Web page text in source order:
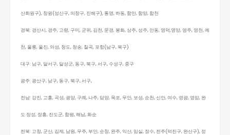
산회원구), 창원(성산구, 의창구, 진해구), 통영, 하동, 함안, 함양, 합천
경북: 경산시, 경주, 고령, 구미, 군위, 김천, 문경, 봉화, 상주, 성주, 안동, 영덕,영양, 영주, 영천, 예
천, 울릉, 울진, 의성, 청도, 청송, 칠곡, 포항(남구, 북구)
대구: 남구, 달서구, 달성군, 동구, 북구, 서구, 수성구, 중구
광주: 광산구, 남구, 동구, 북구, 서구,
전남: 강진, 고흥, 곡성, 광양, 구례, 나주, 담양, 목포, 무안, 보성, 순천, 신안, 여수, 영광, 영암, 완
도 장성, 장흥, 진도군, 함평, 해남, 화순
전북: 고창, 군산, 김제, 남원, 무주, 부안, 순창, 완주, 익산, 임실, 장수, 전주(덕진구, 완산구), 정